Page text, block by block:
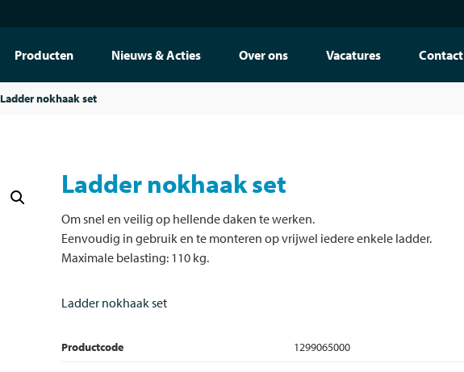
Producten Nieuws & Acties Over ons Vacatures Contact
Ladder nokhaak set
Ladder nokhaak set
Om snel en veilig op hellende daken te werken.
Eenvoudig in gebruik en te monteren op vrijwel iedere enkele ladder.
Maximale belasting: 110 kg.
Ladder nokhaak set
Productcode 1299065000